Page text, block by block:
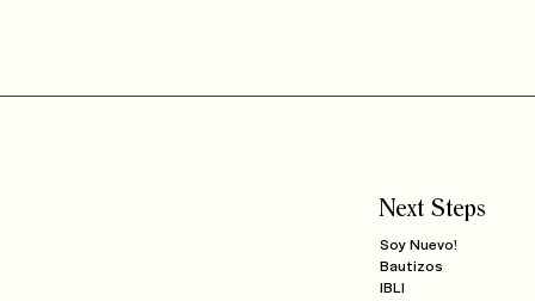
Next Steps
Soy Nuevo!
Bautizos
IBLI